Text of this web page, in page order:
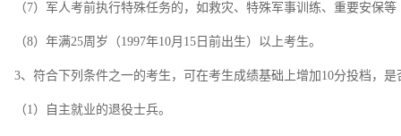
（7）军人考前执行特殊任务的，如救灾、特殊军事训练、重要安保
（8）年满25周岁（1997年10月15日前出生）以上考生。
3、符合下列条件之一的考生，可在考生成绩基础上增加10分投档，是
（1）自主就业的退役士兵。